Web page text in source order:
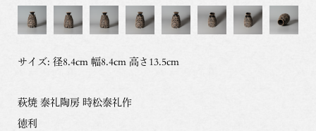
サイズ: 径8.4cm 幅8.4cm 高さ13.5cm
萩焼 泰礼陶房 時松泰礼作
徳利